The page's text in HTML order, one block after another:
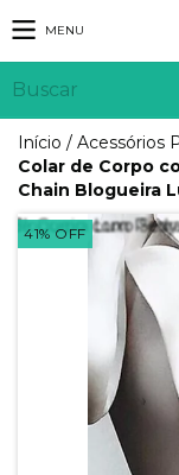
MENU
Início / Acessórios
Colar de Corpo
Chain Blogueira
41% OFF